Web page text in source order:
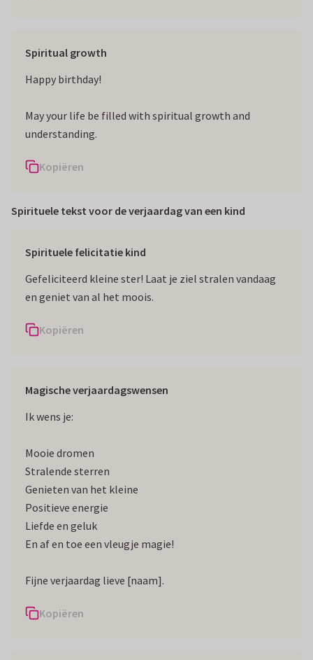
Spiritual growth
Happy birthday!
May your life be filled with spiritual growth and
understanding.
Kopiëren
Spirituele tekst voor de verjaardag van een kind
Spirituele felicitatie kind
Gefeliciteerd kleine ster! Laat je ziel stralen vandaag
en geniet van al het moois.
Kopiëren
Magische verjaardagswensen
Ik wens je:
Mooie dromen
Stralende sterren
Genieten van het kleine
Positieve energie
Liefde en geluk
En af en toe een vleugje magie!
Fijne verjaardag lieve [naam].
Kopiëren